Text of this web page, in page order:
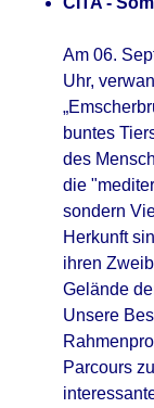
Am 06.
Uhr,
buntes
des
die
sondern
Herkunft
ihren
Gelände
Unsere
Parcours